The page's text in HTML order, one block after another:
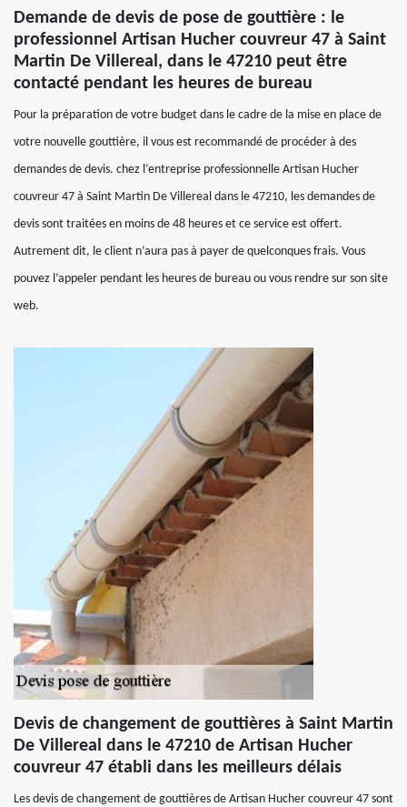
Demande de devis de pose de gouttière : le
professionnel Artisan Hucher couvreur 47 à Saint
Martin De Villereal, dans le 47210 peut être
contacté pendant les heures de bureau
Pour la préparation de votre budget dans le cadre de la mise en place de
votre nouvelle gouttière, il vous est recommandé de procéder à des
demandes de devis. chez l’entreprise professionnelle Artisan Hucher
couvreur 47 à Saint Martin De Villereal dans le 47210, les demandes de
devis sont traitées en moins de 48 heures et ce service est offert.
Autrement dit, le client n’aura pas à payer de quelconques frais. Vous
pouvez l’appeler pendant les heures de bureau ou vous rendre sur son site
web.
Devis de changement de gouttières à Saint Martin
De Villereal dans le 47210 de Artisan Hucher
couvreur 47 établi dans les meilleurs délais
Les devis de changement de gouttières de Artisan Hucher couvreur 47 sont